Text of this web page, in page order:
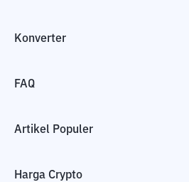
Konverter
FAQ
Artikel Populer
Harga Crypto